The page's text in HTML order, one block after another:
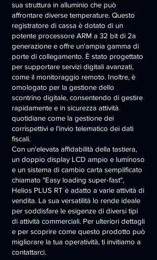
sua struttura in alluminio che può
affrontare diverse temperature. Questo
registratore di cassa è dotato di un
potente processore ARM a 32 bit di 2a
generazione e offre un'ampia gamma di
porte di collegamento. È stato progettato
per supportare servizi digitali avanzati,
come il monitoraggio remoto. Inoltre, è
omologato per la gestione dello
scontrino digitale, consentendo di gestire
rapidamente e in sicurezza attività
quotidiane come la gestione dei
corrispettivi e l'invio telematico dei dati
fiscali.
Con un'elevata affidabilità della tastiera,
un doppio display LCD ampio e luminoso
e un sistema di cambio carta semplificato
chiamato "Easy loading super-fast",
Helios PLUS RT è adatto a varie attività di
vendita. La sua versatilità lo rende ideale
per soddisfare le esigenze di diversi tipi
di attività commerciali. Per ulteriori dettagli
e per scoprire come questo prodotto può
migliorare la tua operatività, ti invitiamo a
contattarci.